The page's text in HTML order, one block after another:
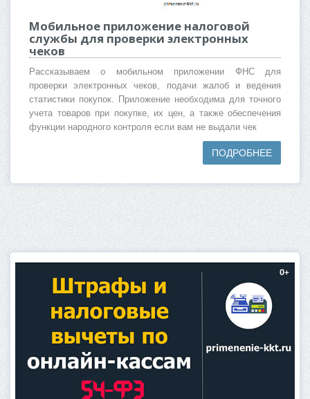
Мобильное приложение налоговой
службы для проверки электронных
чеков
Рассказываем о мобильном приложении ФНС для
проверки электронных чеков, подачи жалоб и ведения
статистики покупок. Приложение необходима для точного
учета товаров при покупке, их цен, а также обеспечения
функции народного контроля если вам не выдали чек
ПОДРОБНЕЕ